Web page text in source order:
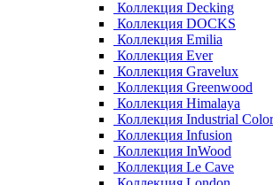
Коллекция Decking
Коллекция DOCKS
Коллекция Emilia
Коллекция Ever
Коллекция Gravelux
Коллекция Greenwood
Коллекция Himalaya
Коллекция Industrial
Коллекция Infusion
Коллекция InWood
Коллекция Le Cave